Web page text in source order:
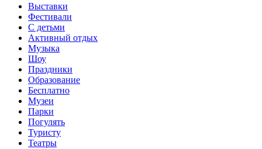
Выставки
Фестивали
С детьми
Активный отдых
Музыка
Шоу
Праздники
Образование
Бесплатно
Музеи
Парки
Погулять
Туристу
Театры